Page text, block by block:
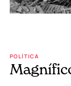
POLÍTICA